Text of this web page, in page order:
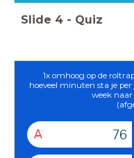
Slide 4 - Quiz
1x omhoog op de
hoeveel minuten sta je per
week
A 76